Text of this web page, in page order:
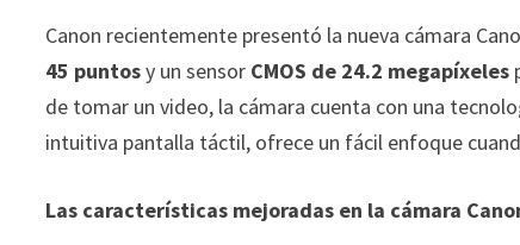
Canon recientemente presentó la nueva cámara
45 puntosy un sensor CMOS de 24.2 megapíxeles
de tomar un video, la cámara cuenta con una
intuitiva pantalla táctil, ofrece un fácil enfoque
Las características mejoradas en la cámara